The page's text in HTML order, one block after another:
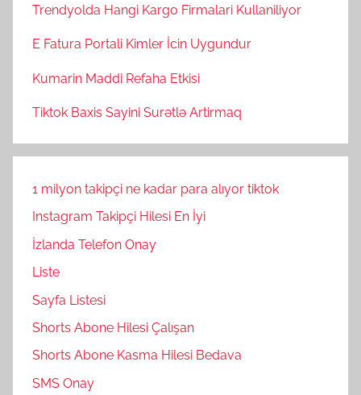
Trendyolda Hangi Kargo Firmalari Kullaniliyor
E Fatura Portali Kimler İcin Uygundur
Kumarin Maddi Refaha Etkisi
Tiktok Baxis Sayini Surətlə Artirmaq
1 milyon takipçi ne kadar para alıyor tiktok
Instagram Takipçi Hilesi En İyi
İzlanda Telefon Onay
Liste
Sayfa Listesi
Shorts Abone Hilesi Çalışan
Shorts Abone Kasma Hilesi Bedava
SMS Onay